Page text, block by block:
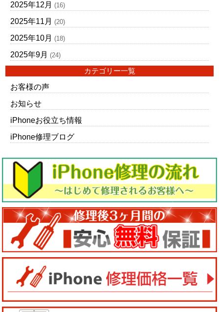
2025年12月 (16)
2025年11月 (20)
2025年10月 (18)
2025年9月 (24)
カテゴリー一覧
お客様の声
お知らせ
iPhoneお役立ち情報
iPhone修理ブログ